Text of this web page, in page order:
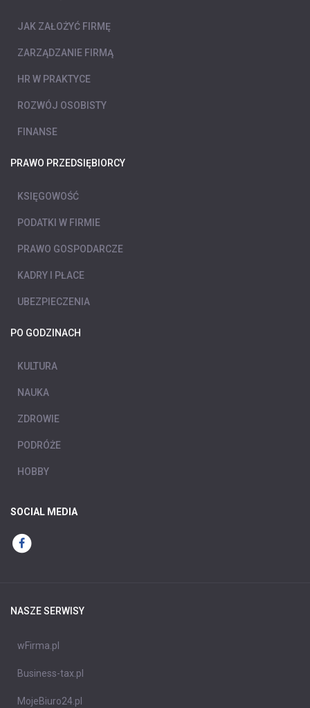
JAK ZAŁOŻYĆ FIRMĘ
ZARZĄDZANIE FIRMĄ
HR W PRAKTYCE
ROZWÓJ OSOBISTY
FINANSE
PRAWO PRZEDSIĘBIORCY
KSIĘGOWOŚĆ
PODATKI W FIRMIE
PRAWO GOSPODARCZE
KADRY I PŁACE
UBEZPIECZENIA
PO GODZINACH
KULTURA
NAUKA
ZDROWIE
PODRÓŻE
HOBBY
SOCIAL MEDIA
NASZE SERWISY
wFirma.pl
Business-tax.pl
MojeBiuro24.pl